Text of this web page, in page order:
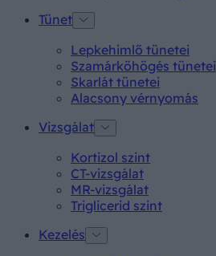
Tünet
Lepkehimlő tünetei
Szamárköhögés tünetei
Skarlát tünetei
Alacsony vérnyomás
Vizsgálat
Kortizol szint
CT-vizsgálat
MR-vizsgálat
Triglicerid szint
Kezelés